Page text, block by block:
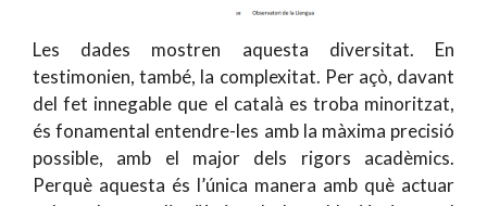
Les dades mostren aquesta diversitat. En
testimonien, també, la complexitat. Per açò, davant
del fet innegable que el català es troba minoritzat,
és fonamental entendre-les amb la màxima precisió
possible, amb el major dels rigors acadèmics.
Perquè aquesta és l’única manera amb què actuar